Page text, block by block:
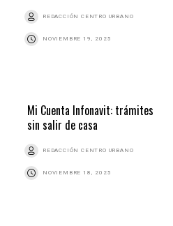
REDACCIÓN CENTRO URBANO
NOVIEMBRE 19, 2025
Mi Cuenta Infonavit: trámites
sin salir de casa
REDACCIÓN CENTRO URBANO
NOVIEMBRE 18, 2025